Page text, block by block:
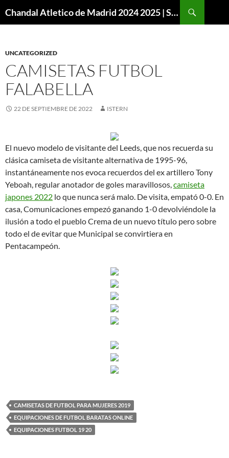
Chandal Atletico de Madrid 2024 2025 | SuperVigo
UNCATEGORIZED
CAMISETAS FUTBOL
FALABELLA
22 DE SEPTIEMBRE DE 2022 ISTERN
El nuevo modelo de visitante del Leeds, que nos recuerda su
clásica camiseta de visitante alternativa de 1995-96,
instantáneamente nos evoca recuerdos del ex artillero Tony
Yeboah, regular anotador de goles maravillosos,camiseta
japones 2022 lo que nunca será malo. De visita, empató 0-0. En
casa, Comunicaciones empezó ganando 1-0 devolviéndole la
ilusión a todo el pueblo Crema de un nuevo título pero sobre
todo el de evitar que Municipal se convirtiera en
Pentacampeón.
CAMISETAS DE FUTBOL PARA MUJERES 2019
EQUIPACIONES DE FUTBOL BARATAS ONLINE
EQUIPACIONES FUTBOL 19 20